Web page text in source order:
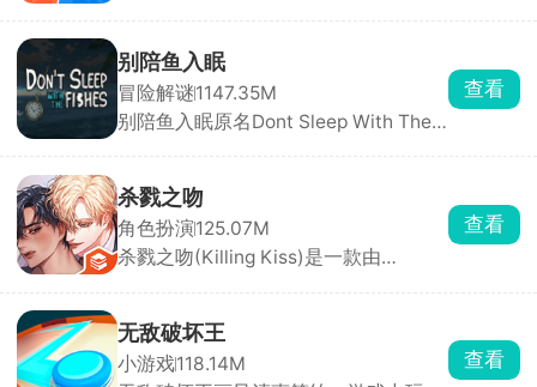
自由匹配不同对手，操控火柴人移动、
投掷武器展开激烈对战，可使用的武器
道具十分丰富，木棒、火箭炮、手雷等
应有尽有。游戏目标简单直接，就是先
别陪鱼入眠
冒险解谜1147.35M
别陪鱼入眠原名Dont Sleep With The
Steam移植至手机端的末日恐怖生存游
戏。游戏采用PSX复古低多边形风格，
以第一人称视角展开。玩家扮演一名船
长，船只正在沉没，你只有60秒的逃生
逃生。
查看
杀戮之吻
角色扮演125.07M
杀戮之吻(Killing Kiss)是一款由
的危险世界中求生，同时与多位性格迥
异的男性角色建立亲密关系。游戏采用
分支叙事机制，每一次对话选项都至关
查看
无敌破坏王
小游戏118.14M
查看